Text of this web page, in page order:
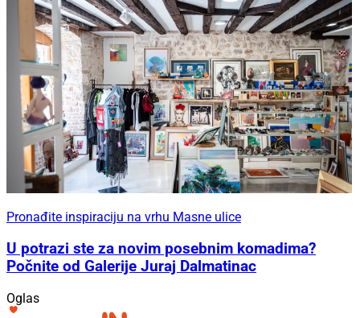
Pronađite inspiraciju na vrhu Masne ulice
U potrazi ste za novim posebnim komadima?
Počnite od Galerije Juraj Dalmatinac
Oglas